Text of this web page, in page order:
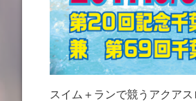
スイム＋ランで競うアクア